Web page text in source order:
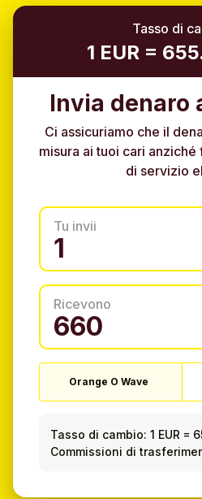
Tasso di
1 EUR =
Invia denaro
Ci assicuriamo che il
misura ai tuoi cari
di servizio
Tu invii
Ricevono
Orange O Wave
Tasso di cambio: 1 EUR =
Commissioni di